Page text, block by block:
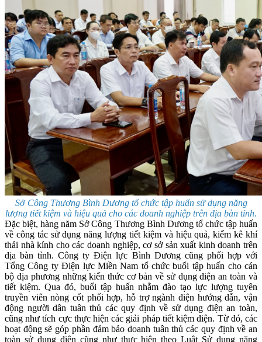
Sở Công Thương Bình Dương tổ chức tập huấn sử dụng năng
lượng tiết kiệm và hiệu quả cho các doanh nghiệp trên địa bàn tỉnh.
Đặc biệt, hàng năm Sở Công Thương Bình Dương tổ chức tập huấn
về công tác sử dụng năng lượng tiết kiệm và hiệu quả, kiểm kê khí
thải nhà kính cho các doanh nghiệp, cơ sở sản xuất kinh doanh trên
địa bàn tỉnh. Công ty Điện lực Bình Dương cũng phối hợp với
Tổng Công ty Điện lực Miền Nam tổ chức buổi tập huấn cho cán
bộ địa phương những kiến thức cơ bản về sử dụng điện an toàn và
tiết kiệm. Qua đó, buổi tập huấn nhằm đào tạo lực lượng tuyên
truyền viên nòng cốt phối hợp, hỗ trợ ngành điện hướng dẫn, vận
động người dân tuân thủ các quy định về sử dụng điện an toàn,
cũng như tích cực thực hiện các giải pháp tiết kiệm điện. Từ đó, các
hoạt động sẽ góp phần đảm bảo doanh tuân thủ các quy định về an
toàn sử dụng điện cũng như thực hiện theo Luật Sử dụng năng